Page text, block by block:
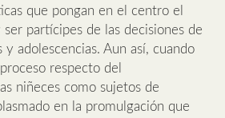
que pongan en el centro el
partícipes de las decisiones de
y adolescencias. Aun así, cuando
respecto del
niñeces como sujetos de
en la promulgación que